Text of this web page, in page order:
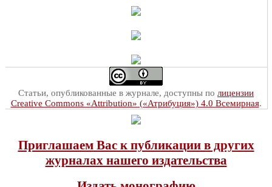
Статьи, опубликованные в журнале, доступны по лицензии
Creative Commons «Attribution» («Атрибуция») 4.0 Всемирная.
Приглашаем Вас к публикации в других
журналах нашего издательства